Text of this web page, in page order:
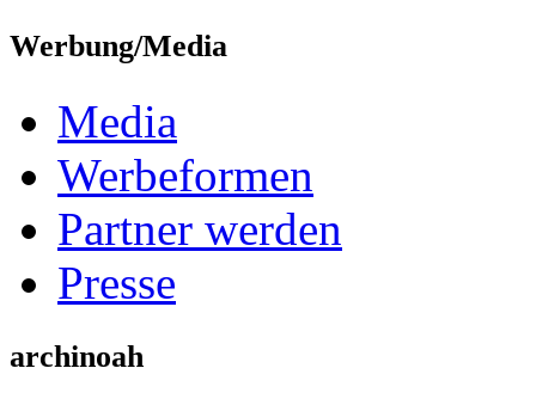
Werbung/Media
Media
Werbeformen
Partner werden
Presse
archinoah